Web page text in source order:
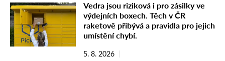
Vedra jsou riziková i pro zásilky ve
výdejních boxech. Těch v ČR
raketově přibývá a pravidla pro jejich
umístění chybí.
5. 8. 2026